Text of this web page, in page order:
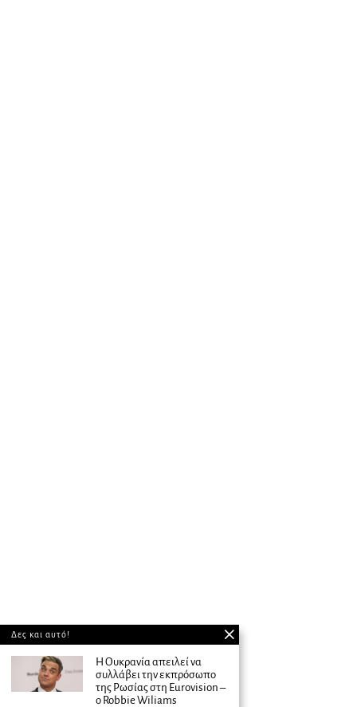
Δες και αυτό!
H Oυκρανία απειλεί να
συλλάβει την εκπρόσωπο
της Ρωσίας στη Eurovision –
ο Robbie Wiliams